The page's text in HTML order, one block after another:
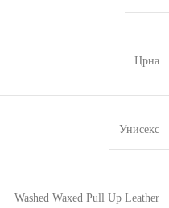
Црна
Унисекс
Washed Waxed Pull Up Leather